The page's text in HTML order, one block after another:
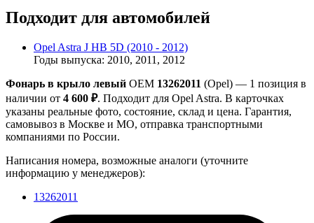
Подходит для автомобилей
Opel Astra J HB 5D (2010 - 2012)
Годы выпуска: 2010, 2011, 2012
Фонарь в крыло левый OEM 13262011 (Opel) — 1 позиция в
наличии от 4 600 ₽. Подходит для Opel Astra. В карточках
указаны реальные фото, состояние, склад и цена. Гарантия,
самовывоз в Москве и МО, отправка транспортными
компаниями по России.
Написания номера, возможные аналоги (уточните
информацию у менеджеров):
13262011